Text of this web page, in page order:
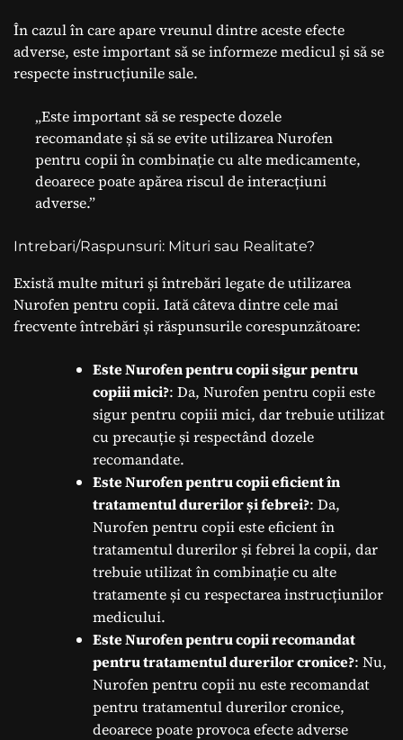
În cazul în care apare vreunul dintre aceste efecte
adverse, este important să se informeze medicul și să se
respecte instrucțiunile sale.
„Este important să se respecte dozele
recomandate și să se evite utilizarea Nurofen
pentru copii în combinație cu alte medicamente,
deoarece poate apărea riscul de interacțiuni
adverse.”
Intrebari/Raspunsuri: Mituri sau Realitate?
Există multe mituri și întrebări legate de utilizarea
Nurofen pentru copii. Iată câteva dintre cele mai
frecvente întrebări și răspunsurile corespunzătoare:
Este Nurofen pentru copii sigur pentru
copiii mici?: Da, Nurofen pentru copii este
sigur pentru copiii mici, dar trebuie utilizat
cu precauție și respectând dozele
recomandate.
Este Nurofen pentru copii eficient în
tratamentul durerilor și febrei?: Da,
Nurofen pentru copii este eficient în
tratamentul durerilor și febrei la copii, dar
trebuie utilizat în combinație cu alte
tratamente și cu respectarea instrucțiunilor
medicului.
Este Nurofen pentru copii recomandat
pentru tratamentul durerilor cronice?: Nu,
Nurofen pentru copii nu este recomandat
pentru tratamentul durerilor cronice,
deoarece poate provoca efecte adverse